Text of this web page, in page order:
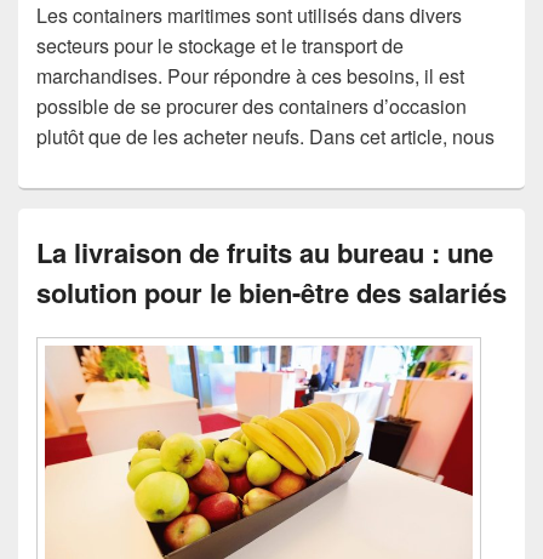
Les containers maritimes sont utilisés dans divers
secteurs pour le stockage et le transport de
marchandises. Pour répondre à ces besoins, il est
possible de se procurer des containers d’occasion
plutôt que de les acheter neufs. Dans cet article, nous
La livraison de fruits au bureau : une
solution pour le bien-être des salariés